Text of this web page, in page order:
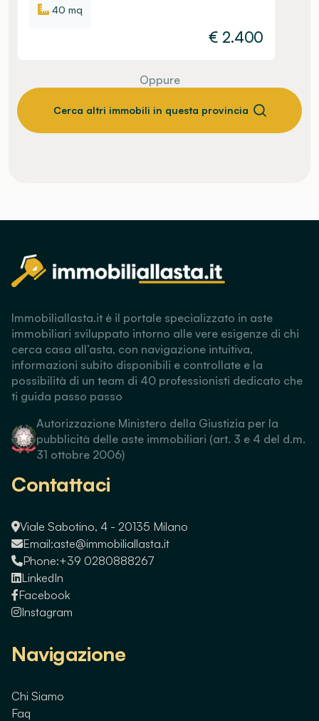
40 mq
€ 2.400
Oppure
Cerca altri immobili in questa provincia
Immobiliallasta.it è il portale specializzato in aste
immobiliari sviluppato intorno alle vere esigenze di chi
cerca casa all’asta, con navigazione intuitiva,
informazioni subito disponibili e controllate e la
possibilità di un team di 40 professionisti dedicato che
ti guida passo passo
Autorizzazione Ministero della Giustizia per la
pubblicità delle aste immobiliari (art. 3 e 4 del d.m.
31 ottobre 2006)
Contattaci
Viale Sabotino, 4 - 20135 Milano
Email:aste@immobiliallasta.it
Phone:+39 0280888267
LinkedIn
Facebook
Instagram
Navigazione
Chi Siamo
Faq